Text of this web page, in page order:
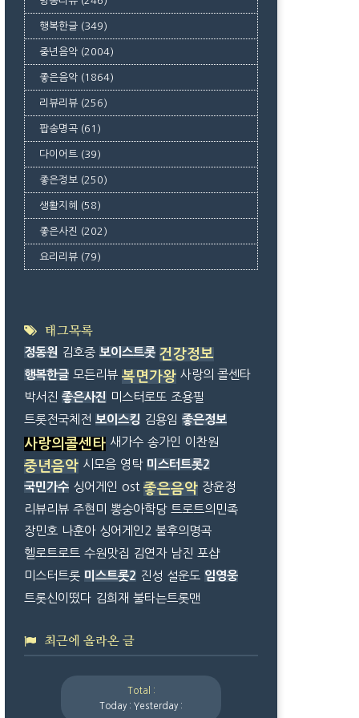
행복한글 (349)
중년음악 (2004)
좋은음악 (1864)
리뷰리뷰 (256)
팝송명곡 (61)
다이어트 (39)
좋은정보 (250)
생활지혜 (58)
좋은사진 (202)
요리리뷰 (79)
태그목록
정동원 김호중 보이스트롯 건강정보
행복한글 모든리뷰 복면가왕 사랑의 콜센타
박서진 좋은사진 미스터로또 조용필
트롯전국체전 보이스킹 김용임 좋은정보
사랑의콜센타 새가수 송가인 이찬원
중년음악 시모음 영탁 미스터트롯2
국민가수 싱어게인 ost 좋은음악 장윤정
리뷰리뷰 주현미 뽕숭아학당 트로트의민족
장민호 나훈아 싱어게인2 불후의명곡
헬로트로트 수원맛집 김연자 남진 포샵
미스터트롯 미스트롯2 진성 설운도 임영웅
트롯신이떴다 김희재 불타는트롯맨
최근에 올라온 글
Total :
Today : Yesterday :